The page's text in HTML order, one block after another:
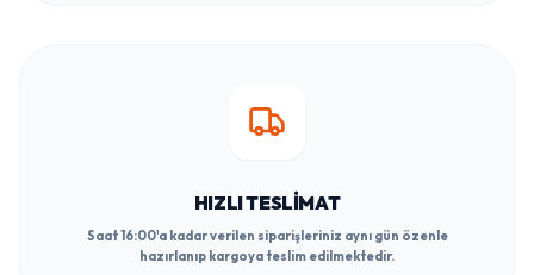
HIZLI TESLIMAT
Saat 16:00'a kadar verilen siparişleriniz aynı gün özenle
hazırlanıp kargoya teslim edilmektedir.